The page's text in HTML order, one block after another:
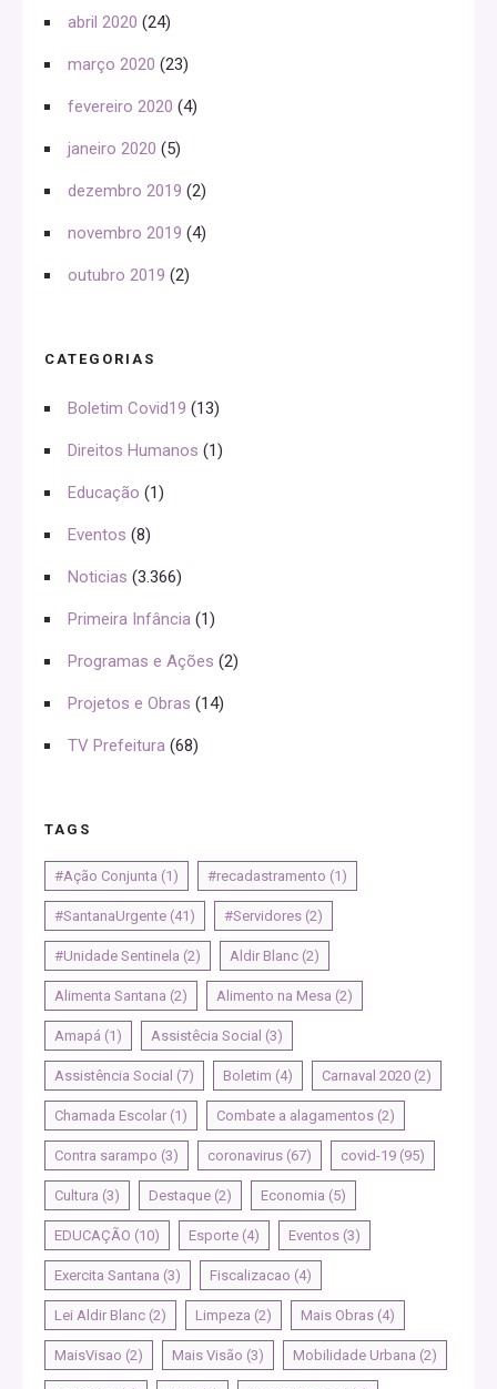
abril 2020 (24)
março 2020 (23)
fevereiro 2020 (4)
janeiro 2020 (5)
dezembro 2019 (2)
novembro 2019 (4)
outubro 2019 (2)
CATEGORIAS
Boletim Covid19 (13)
Direitos Humanos (1)
Educação (1)
Eventos (8)
Noticias (3.366)
Primeira Infância (1)
Programas e Ações (2)
Projetos e Obras (14)
TV Prefeitura (68)
TAGS
#Ação Conjunta (1) #recadastramento (1)
#SantanaUrgente (41) #Servidores (2)
#Unidade Sentinela (2) Aldir Blanc (2)
Alimenta Santana (2) Alimento na Mesa (2)
Amapá (1) Assistêcia Social (3)
Assistência Social (7) Boletim (4) Carnaval 2020 (2)
Chamada Escolar (1) Combate a alagamentos (2)
Contra sarampo (3) coronavirus (67) covid-19 (95)
Cultura (3) Destaque (2) Economia (5)
EDUCAÇÃO (10) Esporte (4) Eventos (3)
Exercita Santana (3) Fiscalizacao (4)
Lei Aldir Blanc (2) Limpeza (2) Mais Obras (4)
MaisVisao (2) Mais Visão (3) Mobilidade Urbana (2)